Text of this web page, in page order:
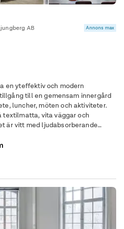
AB Annons max
en yteffektiv och modern
till en gemensam innergård
luncher, möten och aktiviteter.
textilmatta, vita väggar och
är vitt med ljudabsorberande
ger